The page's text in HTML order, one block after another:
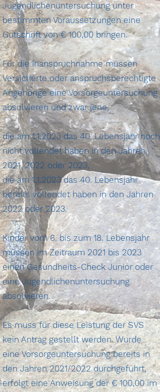
Jugendlichenuntersuchung unter
bestimmten Voraussetzungen eine
Gutschrift von € 100,00 bringen.
Für die Inanspruchnahme müssen
Versicherte oder anspruchsberechtigte
Angehörige eine Vorsorgeuntersuchung
absolvieren und zwar jene,
die am 1.1.2023 das 40. Lebensjahr noch
nicht vollendet haben in den Jahren
2021, 2022 oder 2023,
die am 1.1.2023 das 40. Lebensjahr
bereits vollendet haben in den Jahren
2022 oder 2023.
Kinder vom 6. bis zum 18. Lebensjahr
müssen im Zeitraum 2021 bis 2023
einen Gesundheits-Check Junior oder
eine Jugendlichenuntersuchung
absolvieren.
Es muss für diese Leistung der SVS
kein Antrag gestellt werden. Wurde
eine Vorsorgeuntersuchung bereits in
den Jahren 2021/2022 durchgeführt,
erfolgt eine Anweisung der € 100,00 im